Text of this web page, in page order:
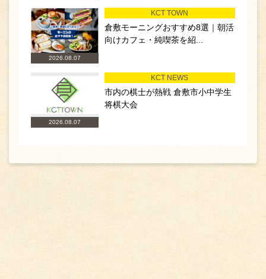
2026.08.07
KCT TOWN
倉敷モーニングおすすめ8選｜朝活
向けカフェ・純喫茶を紹...
2026.08.07
KCT NEWS
市内の棋士が熱戦 倉敷市小中学生
将棋大会